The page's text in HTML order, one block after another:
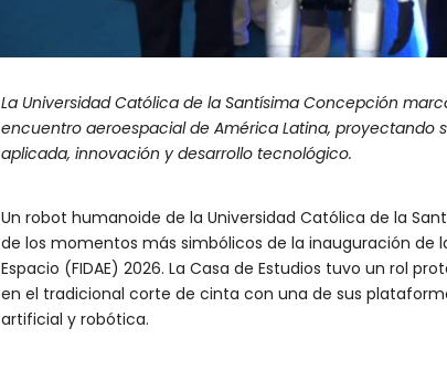
La Universidad Católica de la Santísima Concepción
encuentro aeroespacial de América Latina, proyectando
aplicada, innovación y desarrollo tecnológico.
Un robot humanoide de la Universidad Católica de la
de los momentos más simbólicos de la inauguración de
Espacio (FIDAE) 2026. La Casa de Estudios tuvo un rol
en el tradicional corte de cinta con una de sus
artificial y robótica.